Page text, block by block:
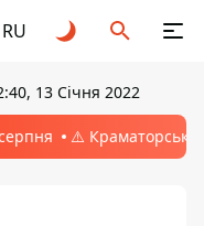
RU
13 Січня 2022
⚠️ Краматорськ,